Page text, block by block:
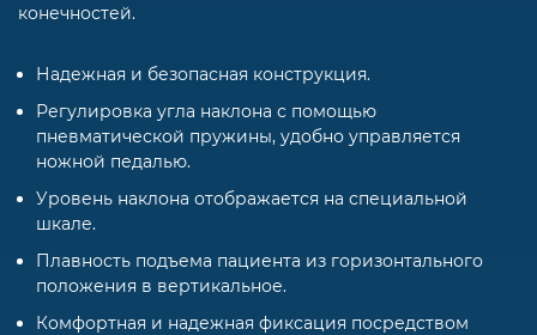
конечностей.
Надежная и безопасная конструкция.
Регулировка угла наклона с помощью
пневматической пружины, удобно управляется
ножной педалью.
Уровень наклона отображается на специальной
шкале.
Плавность подъема пациента из горизонтального
положения в вертикальное.
Комфортная и надежная фиксация посредством